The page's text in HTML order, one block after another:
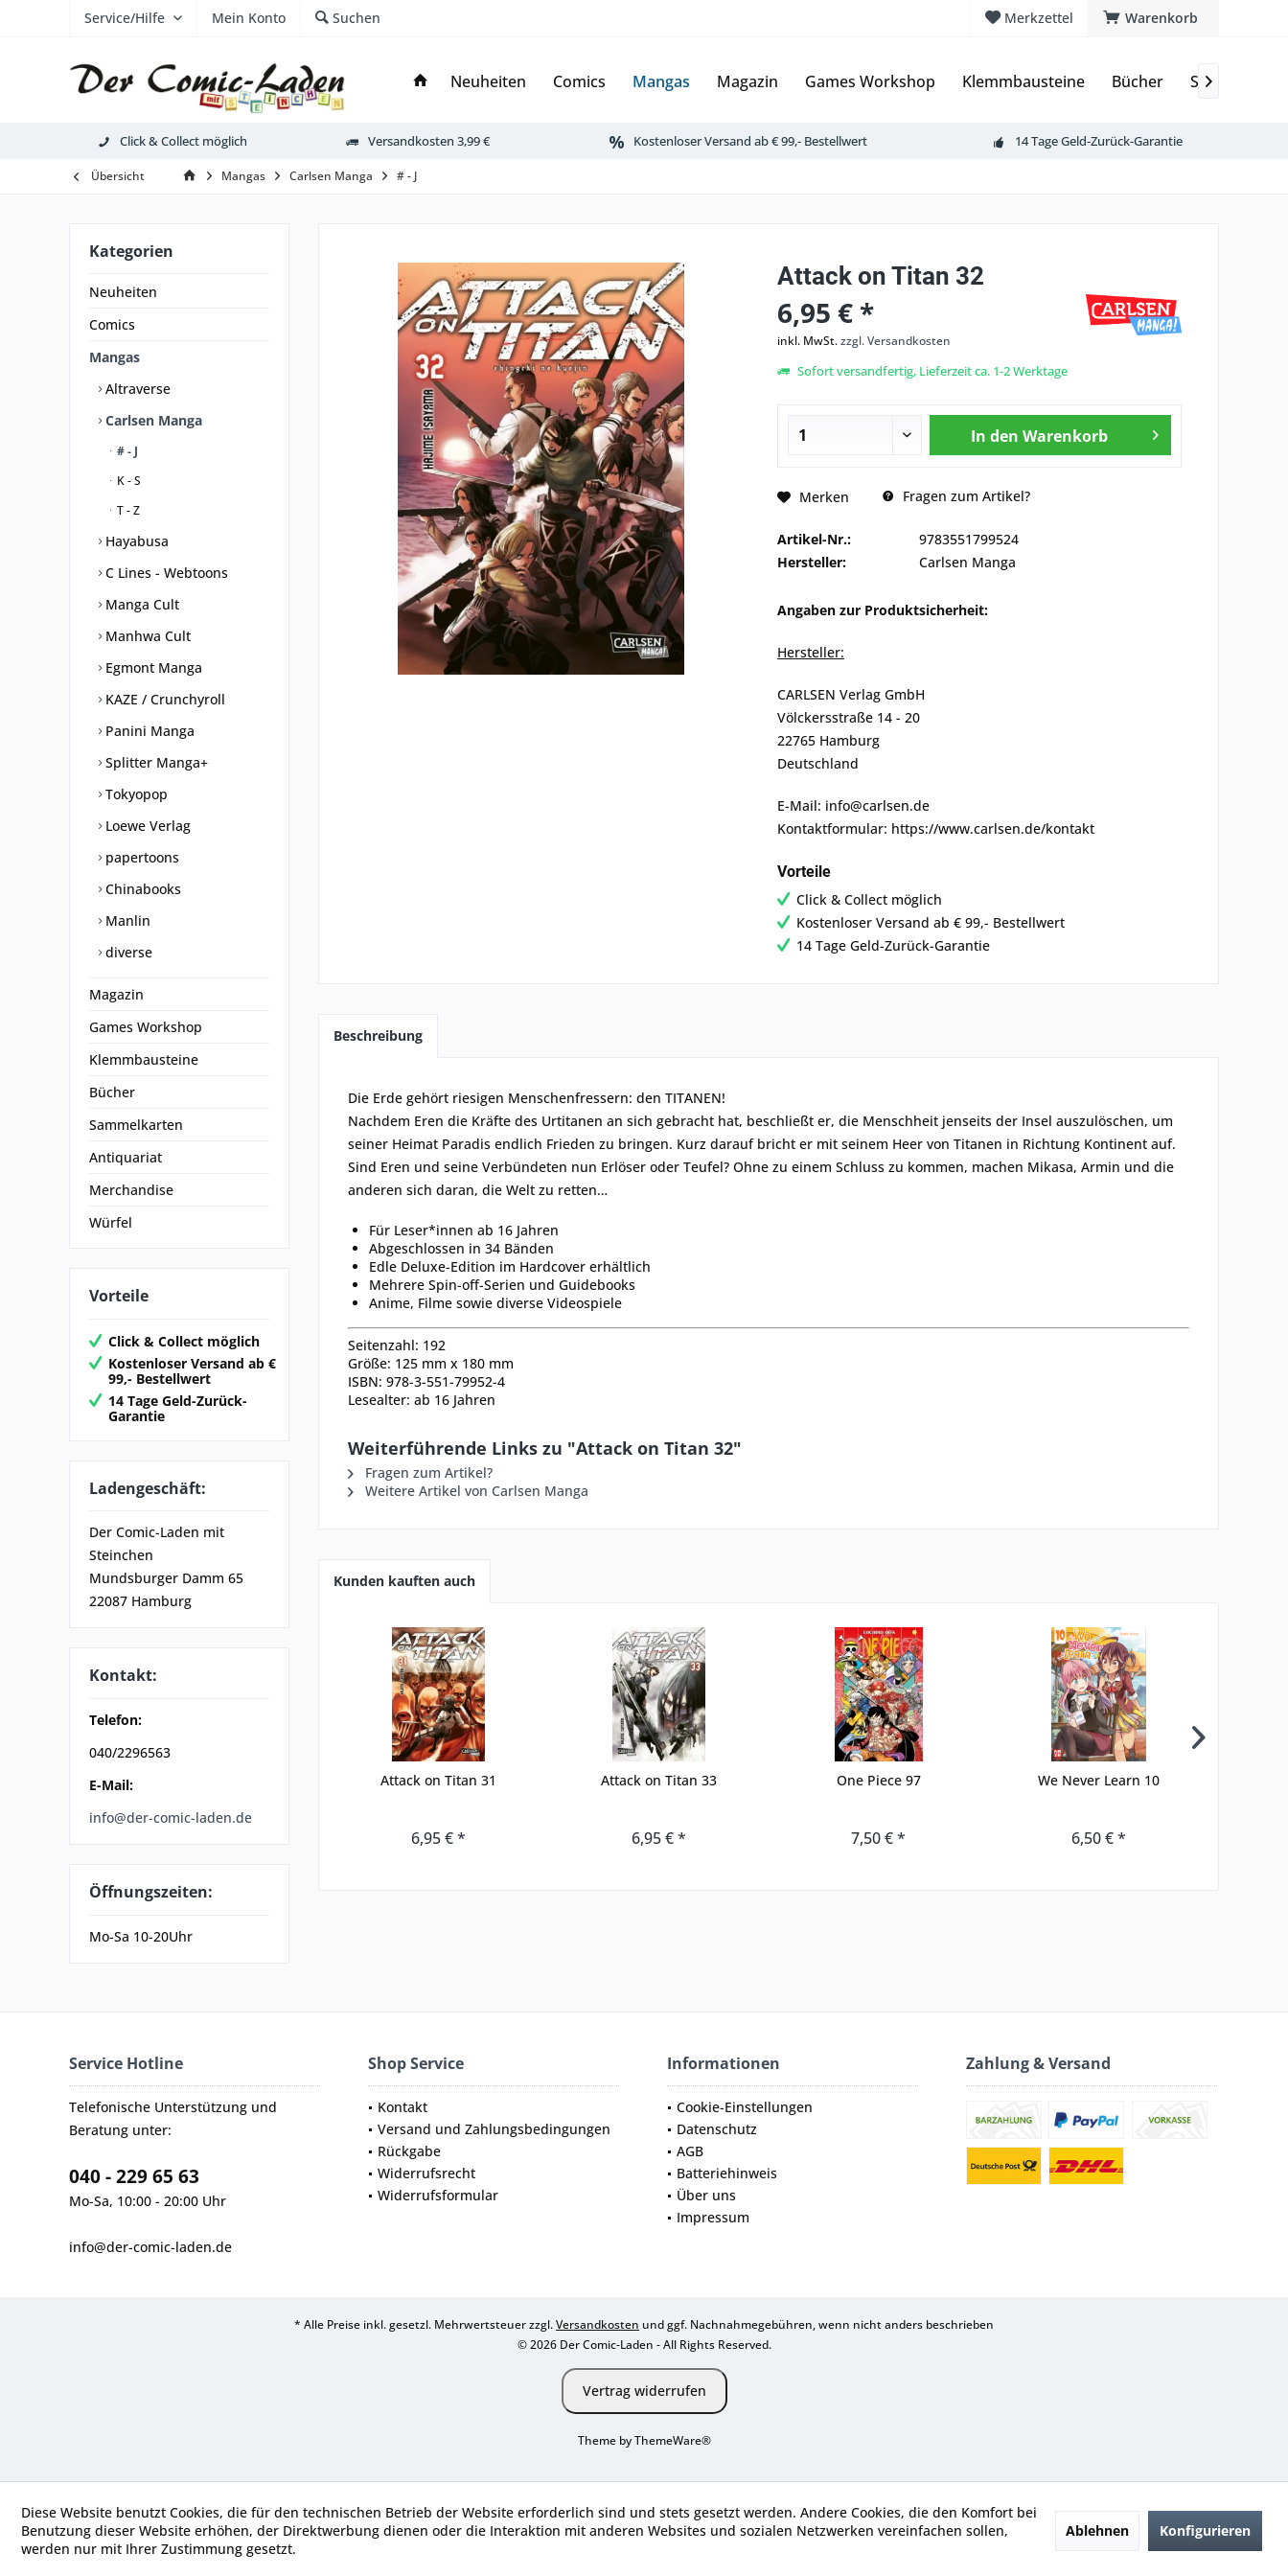
Warenkorb
Merkzettel
Service/Hilfe Mein Konto Suchen
Neuheiten Comics Mangas Magazin Games Workshop Klemmbausteine Bücher 
Click & Collect möglich Versandkosten 3,99 € Kostenloser Versand ab € 99,- Bestellwert 14 Tage Geld-Zurück-Garantie
Übersicht Mangas Carlsen Manga # - J
Kategorien
Neuheiten
Comics
Mangas
Altraverse
Carlsen Manga
# - J
K - S
T - Z
Hayabusa
C Lines - Webtoons
Manga Cult
Manhwa Cult
Egmont Manga
KAZE / Crunchyroll
Panini Manga
Splitter Manga+
Tokyopop
Loewe Verlag
papertoons
Chinabooks
Manlin
diverse
Magazin
Games Workshop
Klemmbausteine
Bücher
Sammelkarten
Antiquariat
Merchandise
Würfel
Vorteile
Click & Collect möglich
Kostenloser Versand ab €
99,- Bestellwert
14 Tage Geld-Zurück-
Garantie
Ladengeschäft:
Der Comic-Laden mit
Steinchen
Mundsburger Damm 65
22087 Hamburg
Kontakt:
Telefon:
040/2296563
E-Mail:
info@der-comic-laden.de
Öffnungszeiten:
Mo-Sa 10-20Uhr
Attack on Titan 32
6,95 € *
inkl. MwSt.zzgl. Versandkosten
Sofort versandfertig, Lieferzeit ca. 1-2 Werktage
In den Warenkorb
Merken Fragen zum Artikel?
Artikel-Nr.:
9783551799524
Hersteller:
Carlsen Manga
Angaben zur Produktsicherheit:
Hersteller:
CARLSEN Verlag GmbH
Völckersstraße 14 - 20
22765 Hamburg
Deutschland
E-Mail: info@carlsen.de
Kontaktformular: https://www.carlsen.de/kontakt
Vorteile
Click & Collect möglich
Kostenloser Versand ab € 99,- Bestellwert
14 Tage Geld-Zurück-Garantie
Beschreibung
Die Erde gehört riesigen Menschenfressern: den TITANEN!
Nachdem Eren die Kräfte des Urtitanen an sich gebracht hat, beschließt er, die Menschheit jenseits der Insel auszulöschen, um
seiner Heimat Paradis endlich Frieden zu bringen. Kurz darauf bricht er mit seinem Heer von Titanen in Richtung Kontinent auf.
Sind Eren und seine Verbündeten nun Erlöser oder Teufel? Ohne zu einem Schluss zu kommen, machen Mikasa, Armin und die
anderen sich daran, die Welt zu retten…
Für Leser*innen ab 16 Jahren
Abgeschlossen in 34 Bänden
Edle Deluxe-Edition im Hardcover erhältlich
Mehrere Spin-off-Serien und Guidebooks
Anime, Filme sowie diverse Videospiele
Seitenzahl: 192
Größe: 125 mm x 180 mm
ISBN: 978-3-551-79952-4
Lesealter: ab 16 Jahren
Weiterführende Links zu "Attack on Titan 32"
Fragen zum Artikel?
Weitere Artikel von Carlsen Manga
Kunden kauften auch
Attack on Titan 31
6,95 € *
Attack on Titan 33
6,95 € *
One Piece 97
7,50 € *
We Never Learn 10
6,50 € *
Service Hotline
Telefonische Unterstützung und
Beratung unter:
040 - 229 65 63
Mo-Sa, 10:00 - 20:00 Uhr
info@der-comic-laden.de
Shop Service
Kontakt
Versand und Zahlungsbedingungen
Rückgabe
Widerrufsrecht
Widerrufsformular
Informationen
Cookie-Einstellungen
Datenschutz
AGB
Batteriehinweis
Über uns
Impressum
Zahlung & Versand
* Alle Preise inkl. gesetzl. Mehrwertsteuer zzgl.Versandkosten und ggf. Nachnahmegebühren, wenn nicht anders beschrieben
© 2026 Der Comic-Laden - All Rights Reserved.
Vertrag widerrufen
Theme byThemeWare®
Diese Website benutzt Cookies, die für den technischen Betrieb der Website erforderlich sind und stets gesetzt werden. Andere Cookies, die den Komfort bei
Benutzung dieser Website erhöhen, der Direktwerbung dienen oder die Interaktion mit anderen Websites und sozialen Netzwerken vereinfachen sollen,
werden nur mit Ihrer Zustimmung gesetzt.
Ablehnen Konfigurieren